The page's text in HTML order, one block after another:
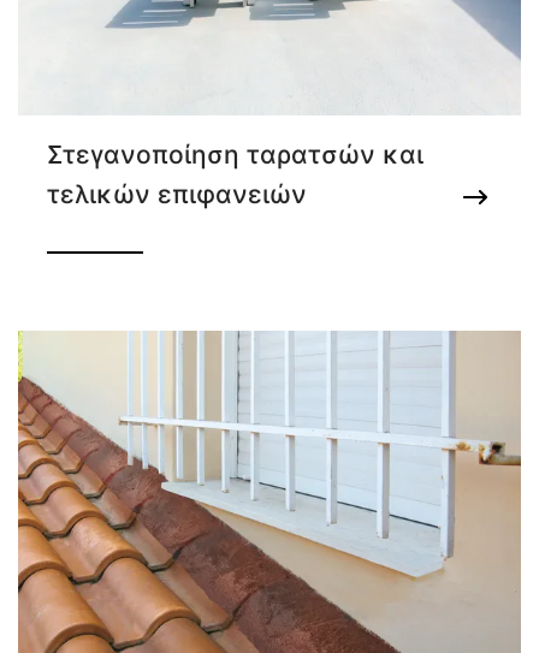
Στεγανοποίηση ταρατσών και
τελικών επιφανειών